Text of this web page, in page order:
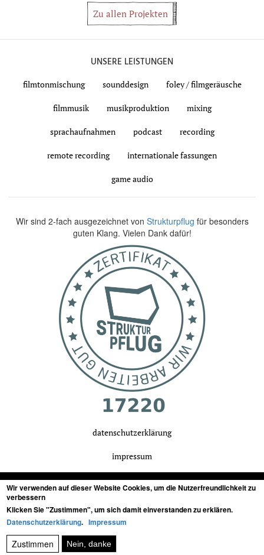
Zu allen Projekten
UNSERE LEISTUNGEN
filmtonmischung sounddesign foley / filmgeräusche
filmmusik musikproduktion mixing
sprachaufnahmen podcast recording
remote recording internationale fassungen
game audio
Wir sind 2-fach ausgezeichnet von Strukturpflug für besonders
guten Klang. Vielen Dank dafür!
datenschutzerklärung
impressum
tonstudio in stuttgart, baden-württemberg
audiopostproduktion von film, musik, games
Wir verwenden auf dieser Website Cookies, um die Nutzerfreundlichkeit zu
verbessern
Klicken Sie "Zustimmen", um sich damit einverstanden zu erklären.
Datenschutzerklärung.Impressum
Zustimmen Nein, danke